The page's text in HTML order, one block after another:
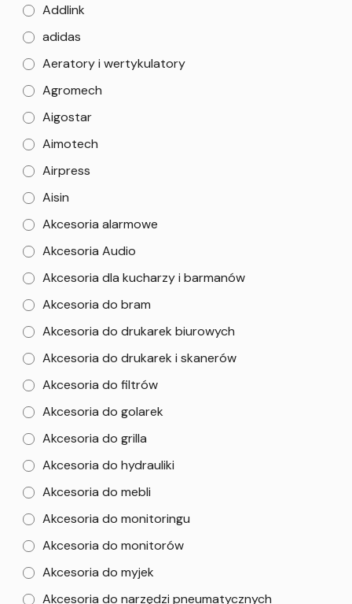
Addlink
adidas
Aeratory i wertykulatory
Agromech
Aigostar
Aimotech
Airpress
Aisin
Akcesoria alarmowe
Akcesoria Audio
Akcesoria dla kucharzy i barmanów
Akcesoria do bram
Akcesoria do drukarek biurowych
Akcesoria do drukarek i skanerów
Akcesoria do filtrów
Akcesoria do golarek
Akcesoria do grilla
Akcesoria do hydrauliki
Akcesoria do mebli
Akcesoria do monitoringu
Akcesoria do monitorów
Akcesoria do myjek
Akcesoria do narzędzi pneumatycznych